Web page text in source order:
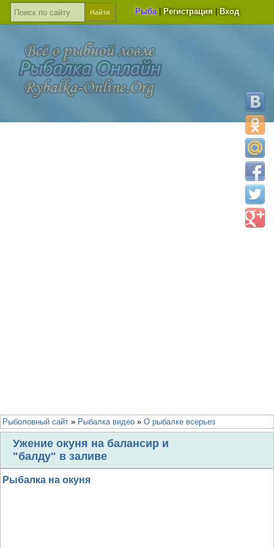
Рыба| Регистрация Вход
Рыболовный сайт » Рыбалка видео » О рыбалке всерьез
Ужение окуня на балансир и
"балду" в заливе
Рыбалка на окуня